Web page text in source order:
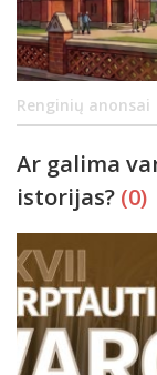
Renginių anonsai
Ar galima
istorijas? (0)